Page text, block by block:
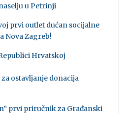
u Petrinji
prvi outlet dućan socijalne
Nova Zagreb!
Hrvatskoj
ostavljanje donacija
prvi priručnik za Građanski